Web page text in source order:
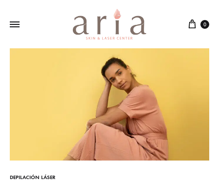
Cart
0
DEPILACIÓN LÁSER